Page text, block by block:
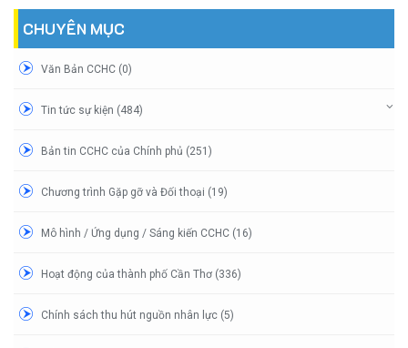
CHUYÊN MỤC
Văn Bản CCHC (0)
Tin tức sự kiện (484)
Bản tin CCHC của Chính phủ (251)
Chương trình Gặp gỡ và Đối thoại (19)
Mô hình / Ứng dụng / Sáng kiến CCHC (16)
Hoạt động của thành phố Cần Thơ (336)
Chính sách thu hút nguồn nhân lực (5)